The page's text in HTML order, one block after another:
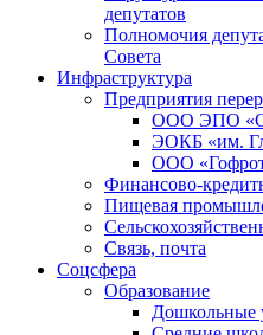
депутатов
Полномочия
Совета
Инфраструктура
Предприятия
ООО ЭПО
ЭОКБ «им.
ООО
Финансово-
Пищевая
Связь, почта
Соцсфера
Образование
Дошкольные